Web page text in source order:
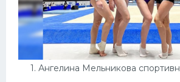
1. Ангелина Мельникова
Много картинок...
Футбол
Баскетбол